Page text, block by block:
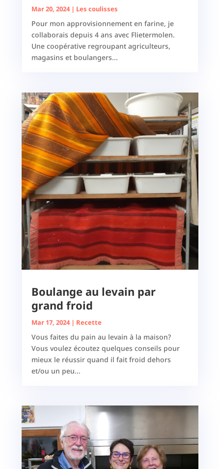
Mar 20, 2024| Les coulisses
Pour mon approvisionnement en farine, je
collaborais depuis 4 ans avec Flietermolen.
Une coopérative regroupant agriculteurs,
magasins et boulangers...
Boulange au levain par
grand froid
Mar 17, 2024| Recette
Vous faites du pain au levain à la maison?
Vous voulez écoutez quelques conseils pour
mieux le réussir quand il fait froid dehors
et/ou un peu...